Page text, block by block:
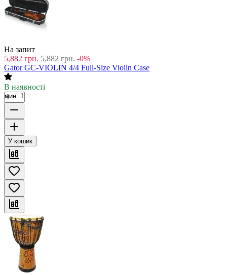
На запит
5,882 грн. 5,882 грн. -0%
Gator GC-VIOLIN 4/4 Full-Size Violin Case
В наявності
мин. 1
У кошик